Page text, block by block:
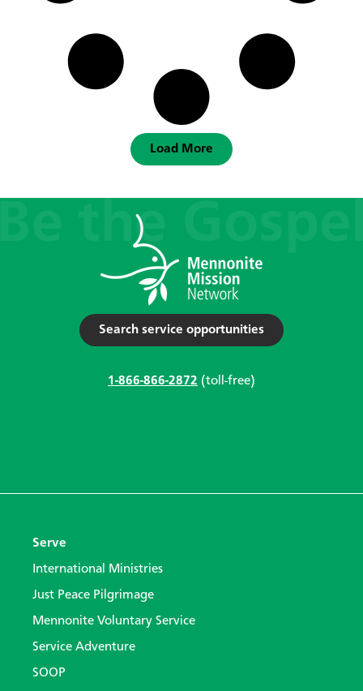
Load More
Search service opportunities
1-866-866-2872 (toll-free)
Serve
International Ministries
Just Peace Pilgrimage
Mennonite Voluntary Service
Service Adventure
SOOP